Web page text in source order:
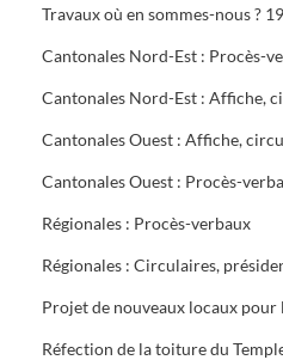
Cantonales Nord-Est : Procès-
Cantonales Ouest : Procès-
Régionales : Procès-verbaux
Régionales : Circulaires,
Réfection de la toiture du